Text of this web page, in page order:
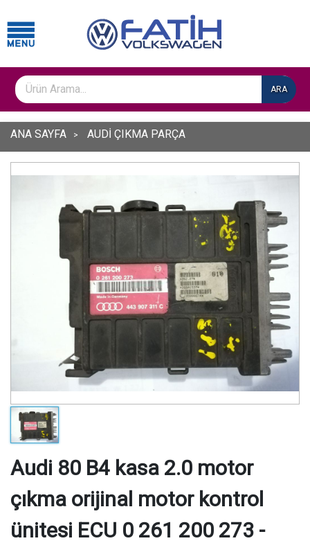
ARA
ANA SAYFA AUDİ ÇIKMA PARÇA
Audi 80 B4 kasa 2.0 motor
çıkma orijinal motor kontrol
ünitesi ECU 0 261 200 273 -